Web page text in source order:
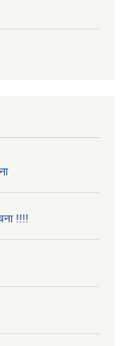
!!!!